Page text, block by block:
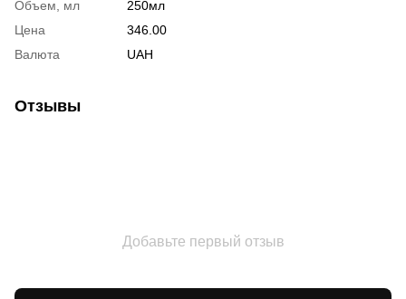
Объем, мл
250мл
Цена
346.00
Валюта
UAH
Отзывы
Добавьте первый отзыв